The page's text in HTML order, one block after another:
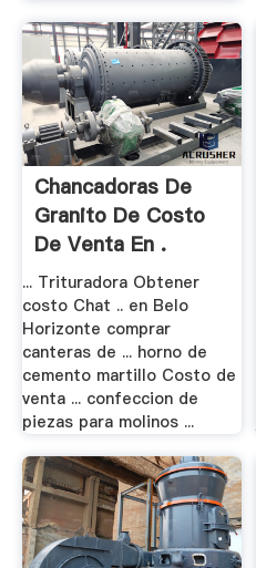
Chancadoras De
Granito De Costo
De Venta En .
... Trituradora Obtener
costo Chat .. en Belo
Horizonte comprar
canteras de ... horno de
cemento martillo Costo de
venta ... confeccion de
piezas para molinos ...